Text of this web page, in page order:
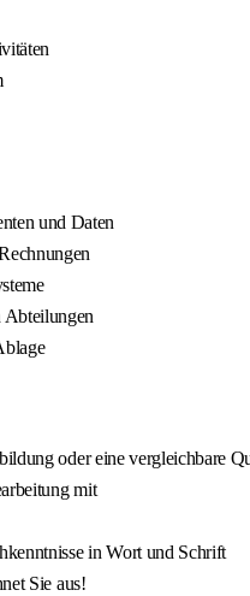
und Daten
oder eine vergleichbare
mit
in Wort und Schrift
Sie aus!